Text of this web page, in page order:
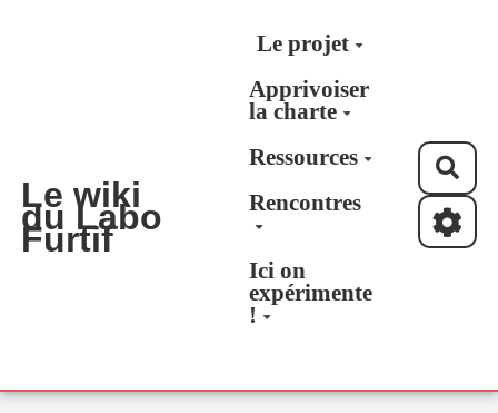
Aller au contenu principal
Le wiki
du Labo
Furtif
Le projet
Apprivoiser
la charte
Ressources
Rencontres
Ici on
expérimente
!